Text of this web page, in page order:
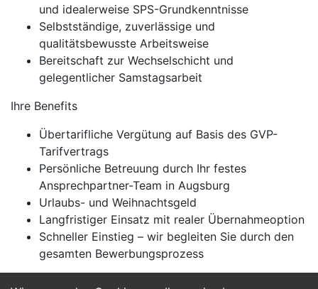
und idealerweise SPS-Grundkenntnisse
Selbstständige, zuverlässige und
qualitätsbewusste Arbeitsweise
Bereitschaft zur Wechselschicht und
gelegentlicher Samstagsarbeit
Ihre Benefits
Übertarifliche Vergütung auf Basis des GVP-
Tarifvertrags
Persönliche Betreuung durch Ihr festes
Ansprechpartner-Team in Augsburg
Urlaubs- und Weihnachtsgeld
Langfristiger Einsatz mit realer Übernahmeoption
Schneller Einstieg – wir begleiten Sie durch den
gesamten Bewerbungsprozess